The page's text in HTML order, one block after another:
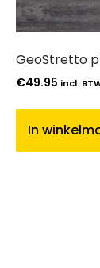
GeoStretto
€49.95 incl.
In